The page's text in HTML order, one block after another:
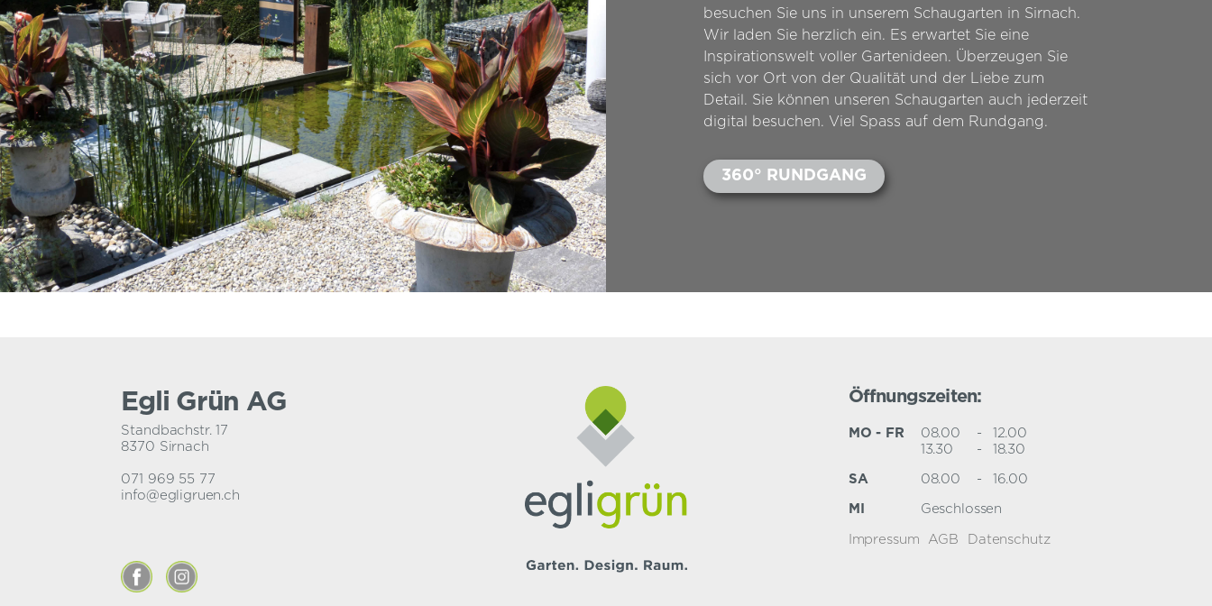
besuchen Sie uns in unserem Schaugarten in Sirnach.
Wir laden Sie herzlich ein. Es erwartet Sie eine
Inspirationswelt voller Gartenideen. Überzeugen Sie
sich vor Ort von der Qualität und der Liebe zum
Detail. Sie können unseren Schaugarten auch jederzeit
digital besuchen. Viel Spass auf dem Rundgang.
360° RUNDGANG
Egli Grün AG
Standbachstr. 17
8370 Sirnach
071 969 55 77
info@egligruen.ch
Öffnungszeiten:
MO - FR 08.00 -
12.00
13.30
- 18.30
SA 08.00 - 16.00
MI Geschlossen
Impressum AGB Datenschutz